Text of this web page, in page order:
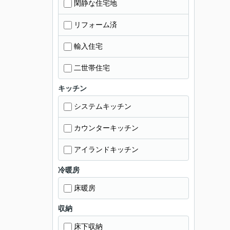
閑静な住宅地
リフォーム済
輸入住宅
二世帯住宅
キッチン
システムキッチン
カウンターキッチン
アイランドキッチン
冷暖房
床暖房
収納
床下収納